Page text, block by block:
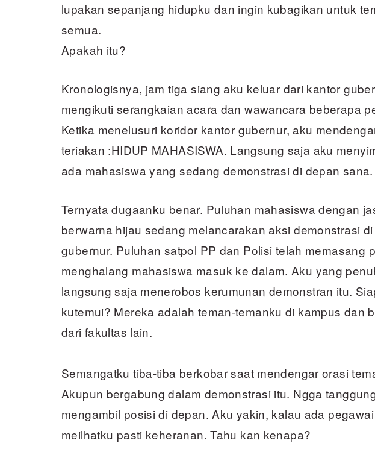
lupakan sepanjang hidupku dan ingin kubagikan untuk
semua.
Apakah itu?
Kronologisnya, jam tiga siang aku keluar dari kantor
mengikuti serangkaian acara dan wawancara beberapa
Ketika menelusuri koridor kantor gubernur, aku
teriakan :HIDUP MAHASISWA. Langsung saja aku
ada mahasiswa yang sedang demonstrasi di depan sana.
Ternyata dugaanku benar. Puluhan mahasiswa dengan
berwarna hijau sedang melancarakan aksi demonstrasi
gubernur. Puluhan satpol PP dan Polisi telah memasang
menghalang mahasiswa masuk ke dalam. Aku yang
langsung saja menerobos kerumunan demonstran itu.
kutemui? Mereka adalah teman-temanku di kampus dan
dari fakultas lain.
Semangatku tiba-tiba berkobar saat mendengar orasi
Akupun bergabung dalam demonstrasi itu. Ngga
mengambil posisi di depan. Aku yakin, kalau ada
meilhatku pasti keheranan. Tahu kan kenapa?